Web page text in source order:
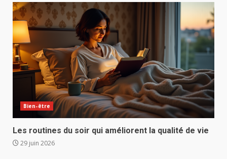
Bien-être
Les routines du soir qui améliorent la qualité de vie
29 juin 2026